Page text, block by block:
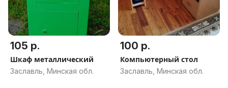
105 р.
Шкаф металлический
Заславль, Минская обл.
100 р.
Компьютерный стол
Заславль, Минская обл.